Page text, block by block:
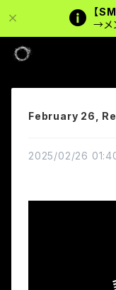
【
→メ
February 26,
2025/02/26